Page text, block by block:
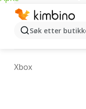
Søk etter
1 2 3
J
K L M
Xbox